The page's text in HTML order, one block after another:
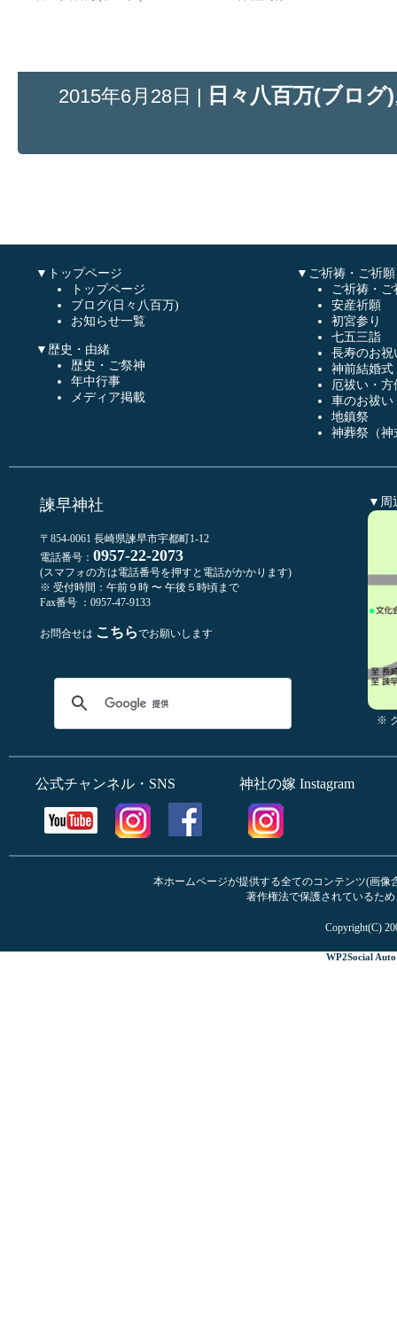
2015年6月28日 | 日々八百万(ブログ)
▼トップページ
トップページ
ブログ(日々八百万)
お知らせ一覧
▼歴史・由緒
歴史・ご祭神
年中行事
メディア掲載
▼ご祈祷・ご祈願
ご祈祷・ご
安産祈願
初宮参り
七五三詣
長寿のお祝
神前結婚式
厄祓い・方
車のお祓い
地鎮祭
神葬祭（神
諫早神社
〒854-0061 長崎県諫早市宇都町1-12
電話番号： 0957-22-2073
(スマフォの方は電話番号を押すと電話がかかります)
※ 受付時間：午前９時 〜 午後５時頃まで
Fax番号 ：0957-47-9133
お問合せは こちらでお願いします
▼周
※
公式チャンネル・SNS 神社の嫁 Instagram
本ホームページが提供する全てのコンテンツ(画
著作権法で保護されているた
Copyright(C)
WP2Social